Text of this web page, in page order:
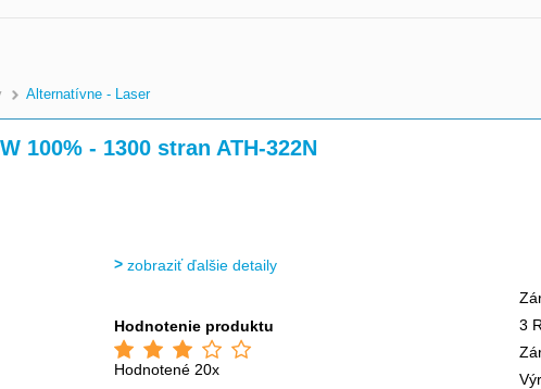
>
Alternatívne - Laser
100% - 1300 stran ATH-322N
zobraziť ďalšie detaily
Hodnotenie produktu
Hodnotené 20x
3